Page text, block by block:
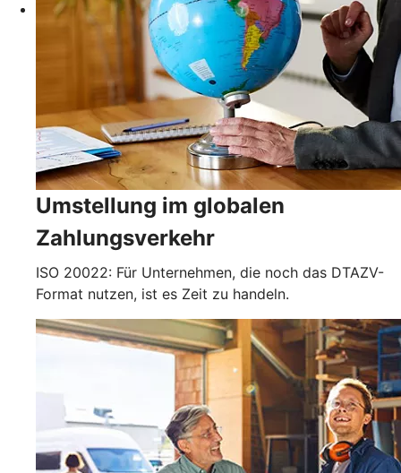
Umstellung im globalen
Zahlungsverkehr
ISO 20022: Für Unternehmen, die noch das DTAZV-
Format nutzen, ist es Zeit zu handeln.